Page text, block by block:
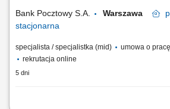
Bank Pocztowy S.A. Warszawa
stacjonarna
specjalista / specjalistka (mid) umowa o pracę
rekrutacja online
5 dni